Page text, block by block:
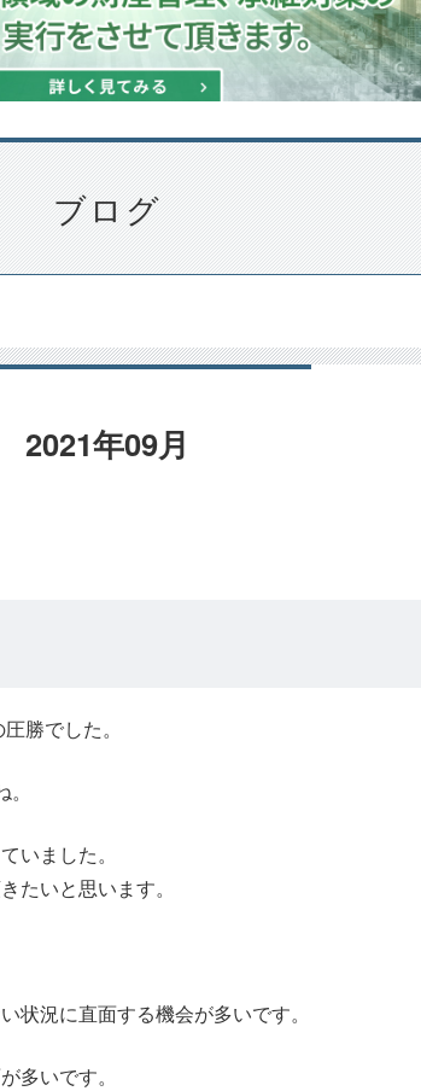
ブログ
2021年09月
勝でした。
いました。
たいと思います。
状況に直面する機会が多いです。
多いです。